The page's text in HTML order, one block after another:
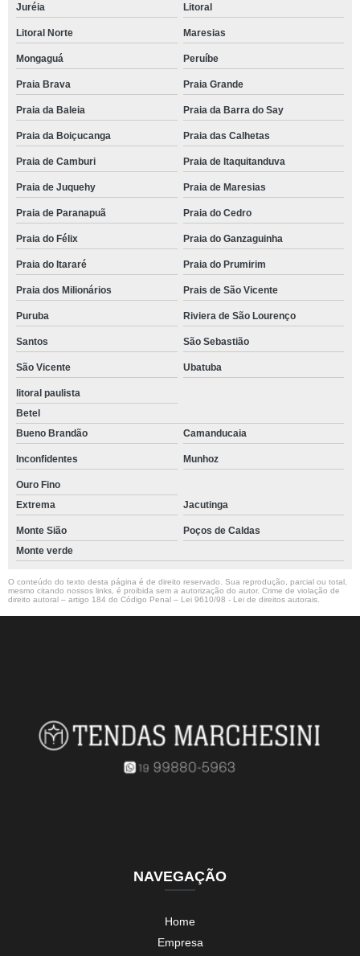
Juréia Litoral
Litoral Norte Maresias
Mongaguá Peruíbe
Praia Brava Praia Grande
Praia da Baleia Praia da Barra do Say
Praia da Boiçucanga Praia das Calhetas
Praia de Camburi Praia de Itaquitanduva
Praia de Juquehy Praia de Maresias
Praia de Paranapuã Praia do Cedro
Praia do Félix Praia do Ganzaguinha
Praia do Itararé Praia do Prumirim
Praia dos Milionários Prais de São Vicente
Puruba Riviera de São Lourenço
Santos São Sebastião
São Vicente Ubatuba
litoral paulista
Betel
Bueno Brandão
Camanducaia
Inconfidentes Munhoz
Ouro Fino
Extrema
Jacutinga
Monte Sião
Poços de Caldas
Monte verde
O conteúdo do texto desta página é de direito reservado. Sua reprodução, parcial ou total,
mesmo citando nossos links, é proibida sem a autorização do autor. Crime de violação de
direito autoral – artigo 184 do Código Penal – Lei 9610/98 - Lei de direitos autorais
NAVEGAÇÃO
Home
Empresa